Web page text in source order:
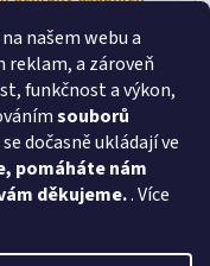
našem webu a
a zároveň
funkčnost a výkon,
souborů
dočasně ukládají ve
pomáháte nám
děkujeme.. Více
údajů